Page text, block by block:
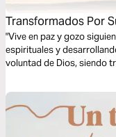
Transformados Por
"Vive en paz y gozo
espirituales y
voluntad de Dios, siendo